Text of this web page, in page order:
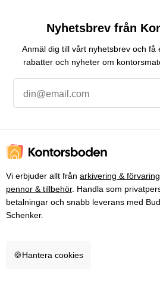
Nyhetsbrev från
Anmäl dig till vårt nyhetsbrev och få
rabatter och nyheter om
Vi erbjuder allt från arkivering & förvaring
pennor & tillbehör. Handla som
betalningar och snabb leverans med
Schenker.
🍪Hantera cookies